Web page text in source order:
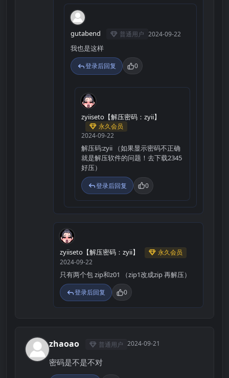
G
gutabend 普通用户 2024-09-22
我也是这样
登录后回复 0
Z
zyiiseto【解压密码：zyii】
永久会员
2024-09-22
解压码:zyii （如果显示密码不正确
就是解压软件的问题！去下载2345
好压）
登录后回复 0
Z
zyiiseto【解压密码：zyii】
永久会员
2024-09-22
只有两个包 zip和z01 （zip1改成zip 再解压）
登录后回复 0
Z zhaoao 普通用户 2024-09-21
密码是不是不对